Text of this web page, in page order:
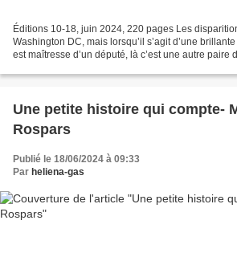
Éditions 10-18, juin 2024, 220 pages Les
Washington DC, mais lorsqu’il s’agit d’une
est maîtresse d’un député, là c’est une autre paire
Une petite histoire qui compte-
Rospars
Publié le 18/06/2024 à 09:33
Par heliena-gas